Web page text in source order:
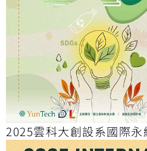
2025雲科大創設系國際